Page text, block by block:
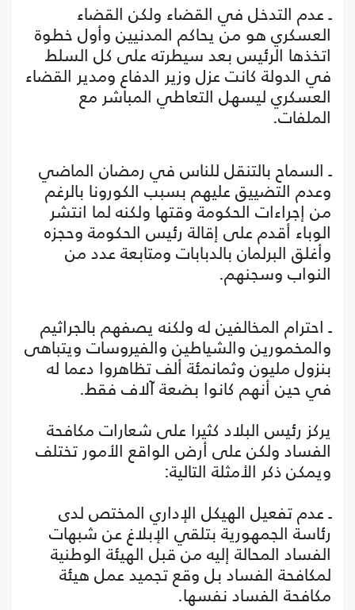
ـ عدم التدخل في القضاء ولكن القضاء
العسكري هو من يحاكم المدنيين وأول خطوة
اتخذها الرئيس بعد سيطرته على كل السلط
في الدولة كانت عزل وزير الدفاع ومدير القضاء
العسكري ليسهل التعاطي المباشر مع
الملفات.
ـ السماح بالتنقل للناس في رمضان الماضي
وعدم التضييق عليهم بسبب الكورونا بالرغم
من إجراءات الحكومة وقتها ولكنه لما انتشر
الوباء أقدم على إقالة رئيس الحكومة وحجزه
وأغلق البرلمان بالدبابات ومتابعة عدد من
النواب وسجنهم.
ـ احترام المخالفين له ولكنه يصفهم بالجراثيم
والمخمورين والشياطين والفيروسات ويتباهى
بنزول مليون وثمانمئة ألف تظاهروا دعما له
في حين أنهم كانوا بضعة آلاف فقط.
يركز رئيس البلاد كثيرا على شعارات مكافحة
الفساد ولكن على أرض الواقع الأمور تختلف
ويمكن ذكر الأمثلة التالية:
ـ عدم تفعيل الهيكل الإداري المختص لدى
رئاسة الجمهورية بتلقي الإبلاغ عن شبهات
الفساد المحالة إليه من قبل الهيئة الوطنية
لمكافحة الفساد بل وقع تجميد عمل هيئة
مكافحة الفساد نفسها.